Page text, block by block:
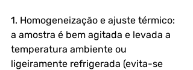
1. Homogeneização e ajuste térmico:
a amostra é bem agitada e levada a
temperatura ambiente ou
ligeiramente refrigerada (evita-se